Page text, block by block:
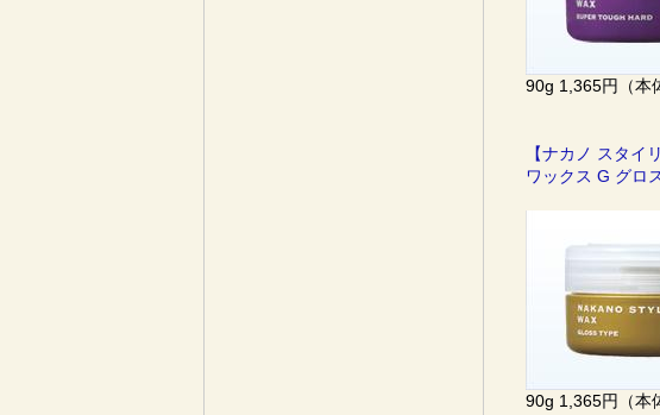
90g 1,365円（本
【ナカノ スタイ
ワックス G グロ
90g 1,365円（本